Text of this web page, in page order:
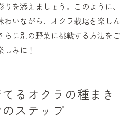
を添えましょう。このように、
わいながら、オクラ栽培を楽しん
らに別の野菜に挑戦する方法をご
みに！
るオクラの種まき
ステップ